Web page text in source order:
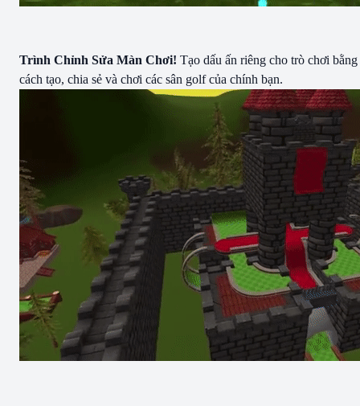
Trình Chỉnh Sửa Màn Chơi! Tạo dấu ấn riêng cho trò chơi bằng
cách tạo, chia sẻ và chơi các sân golf của chính bạn.